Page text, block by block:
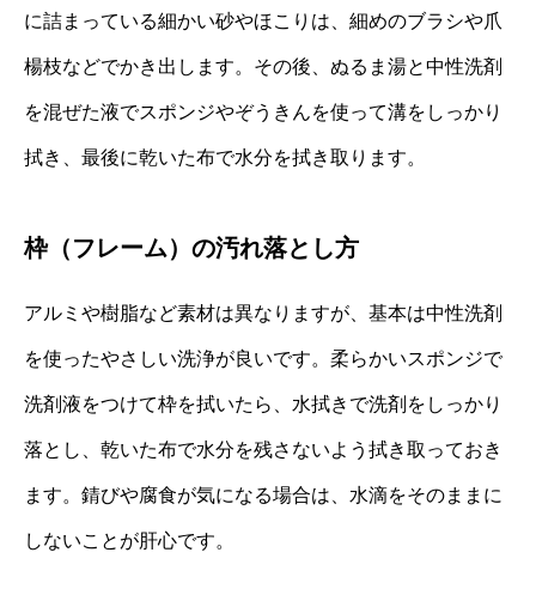
に詰まっている細かい砂やほこりは、細めのブラシや爪
楊枝などでかき出します。その後、ぬるま湯と中性洗剤
を混ぜた液でスポンジやぞうきんを使って溝をしっかり
拭き、最後に乾いた布で水分を拭き取ります。
枠（フレーム）の汚れ落とし方
アルミや樹脂など素材は異なりますが、基本は中性洗剤
を使ったやさしい洗浄が良いです。柔らかいスポンジで
洗剤液をつけて枠を拭いたら、水拭きで洗剤をしっかり
落とし、乾いた布で水分を残さないよう拭き取っておき
ます。錆びや腐食が気になる場合は、水滴をそのままに
しないことが肝心です。